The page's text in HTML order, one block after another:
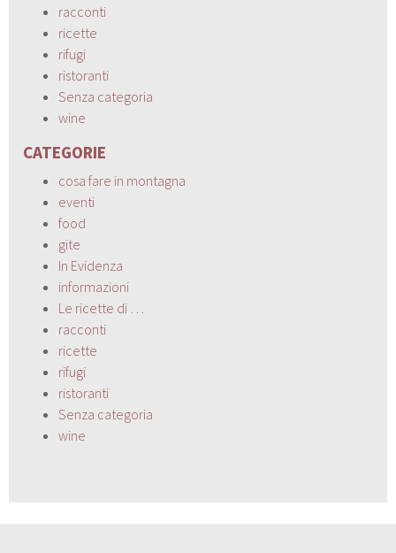
racconti
ricette
rifugi
ristoranti
Senza categoria
wine
CATEGORIE
cosa fare in montagna
eventi
food
gite
In Evidenza
informazioni
Le ricette di …
racconti
ricette
rifugi
ristoranti
Senza categoria
wine